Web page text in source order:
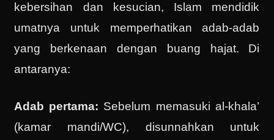
kebersihan dan kesucian, Islam mendidik
umatnya untuk memperhatikan adab-adab
yang berkenaan dengan buang hajat. Di
antaranya:
Adab pertama: Sebelum memasuki al-khala’
(kamar mandi/WC), disunnahkan untuk